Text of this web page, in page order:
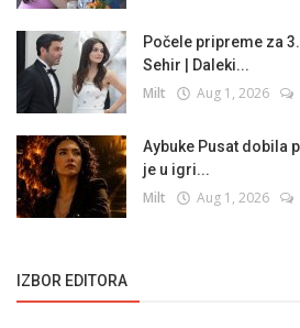
Počele pripreme za
Sehir | Daleki...
Milt Aug 1, 2026
Aybuke Pusat dobila
je u igri...
Milt Aug 1, 2026
IZBOR EDITORA